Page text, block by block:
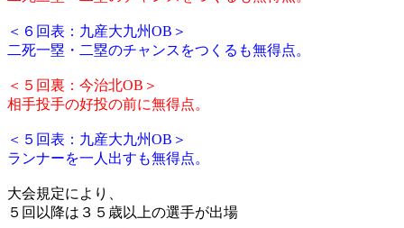
＜６回表：九産大九州OB＞
二死一塁・二塁のチャンスをつくるも無得点。
＜５回裏：今治北OB＞
相手投手の好投の前に無得点。
＜５回表：九産大九州OB＞
ランナーを一人出すも無得点。
大会規定により、
５回以降は３５歳以上の選手が出場